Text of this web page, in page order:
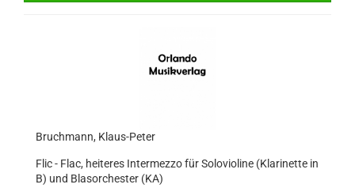
Bruchmann, Klaus-Peter
Flic - Flac, heiteres Intermezzo für Solovioline (Klarinette in
B) und Blasorchester (KA)